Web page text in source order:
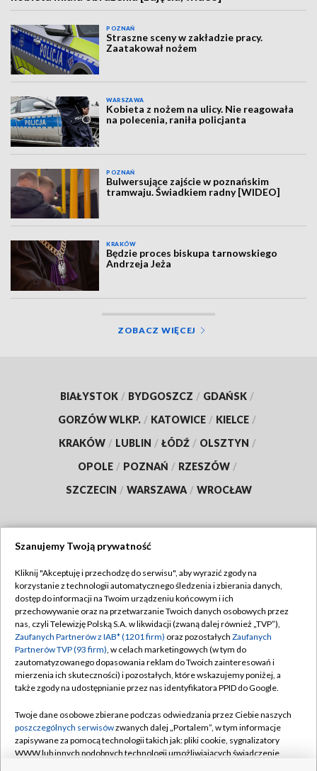
POZNAŃ
Straszne sceny w zakładzie pracy.
Zaatakował nożem
WARSZAWA
Kobieta z nożem na ulicy. Nie reagowała
na polecenia, raniła policjanta
POZNAŃ
Bulwersujące zajście w poznańskim
tramwaju. Świadkiem radny [WIDEO]
KRAKÓW
Będzie proces biskupa tarnowskiego
Andrzeja Jeża
ZOBACZ WIĘCEJ
BIAŁYSTOK / BYDGOSZCZ / GDAŃSK /
GORZÓW WLKP. / KATOWICE / KIELCE /
KRAKÓW / LUBLIN / ŁÓDŹ / OLSZTYN /
OPOLE / POZNAŃ / RZESZÓW /
SZCZECIN / WARSZAWA / WROCŁAW
TVP
Abonament TVP
Emisja w TVP
Centrum informacji TVP
Naziemna Telewizja Cyfrowa
Rada Programowa
System NOS
Regulamin TVP
Polityka prywatności
Moje zgody
Pomoc
Kontakt
Szanujemy Twoją prywatność
Kliknij "Akceptuję i przechodzę do serwisu", aby wyrazić zgody na
korzystanie z technologii automatycznego śledzenia i zbierania danych,
dostęp do informacji na Twoim urządzeniu końcowym i ich
przechowywanie oraz na przetwarzanie Twoich danych osobowych przez
nas, czyli Telewizję Polską S.A. w likwidacji (zwaną dalej również „TVP”),
Zaufanych Partnerów z IAB* (1201 firm) oraz pozostałych Zaufanych
Partnerów TVP (93 firm), w celach marketingowych (w tym do
zautomatyzowanego dopasowania reklam do Twoich zainteresowań i
mierzenia ich skuteczności) i pozostałych, które wskazujemy poniżej, a
także zgody na udostępnianie przez nas identyfikatora PPID do Google.
Twoje dane osobowe zbierane podczas odwiedzania przez Ciebie naszych
poszczególnych serwisówzwanych dalej „Portalem”, w tym informacje
zapisywane za pomocą technologii takich jak: pliki cookie, sygnalizatory
WWW lub innych podobnych technologii umożliwiających świadczenie